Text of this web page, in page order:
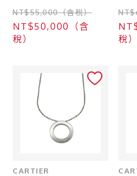
50【BVLGARI 寶格
麗】 AN858014
NT$55,000（含稅）
NT$50,000（含
稅）
Co
稅）
CARTIER